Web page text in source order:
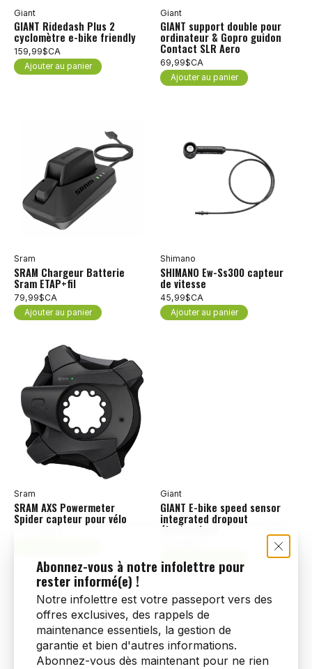
Giant
GIANT Ridedash Plus 2
cyclomètre e-bike friendly
159,99$CA
Ajouter au panier
Giant
GIANT support double pour
ordinateur & Gopro guidon
Contact SLR Aero
Sram
SRAM Chargeur Batterie
Sram ETAP+fil
Ajouter au panier
Shimano
SHIMANO Ew-Ss300 capteur
de vitesse
Sram
704,99$CA
Ajouter au panier
Giant
GIANT E-bike speed sensor
électronique
Abonnez-vous à notre infolettre pour
rester informé(e) !
Notre infolettre est votre passeport vers des
offres exclusives, des rappels de
maintenance essentiels, la gestion de
garantie et bien d'autres informations.
Abonnez-vous dès maintenant pour ne rien